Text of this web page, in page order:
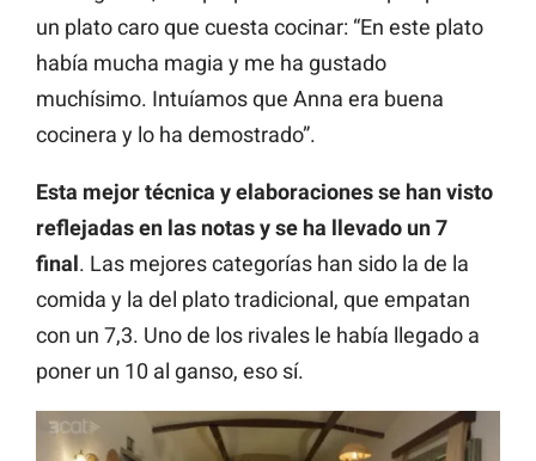
un plato caro que cuesta cocinar: “En este plato
había mucha magia y me ha gustado
muchísimo. Intuíamos que Anna era buena
cocinera y lo ha demostrado”.
Esta mejor técnica y elaboraciones se han visto
reflejadas en las notas y se ha llevado un 7
final. Las mejores categorías han sido la de la
comida y la del plato tradicional, que empatan
con un 7,3. Uno de los rivales le había llegado a
poner un 10 al ganso, eso sí.